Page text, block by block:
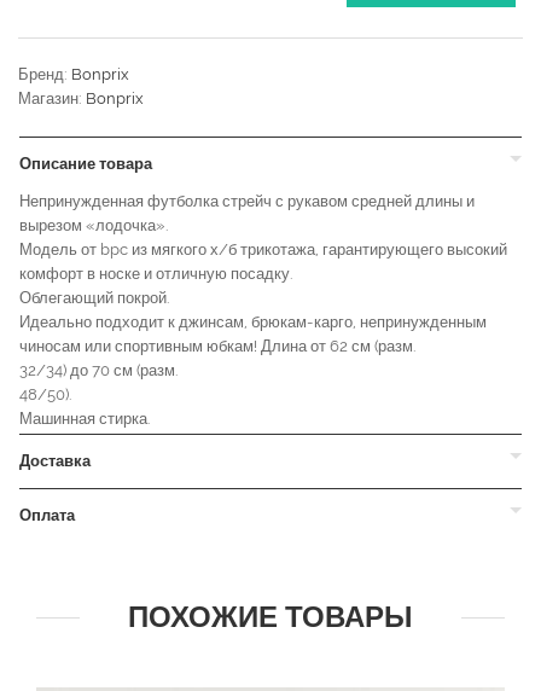
Бренд: Bonprix
Магазин: Bonprix
Описание товара
Непринужденная футболка стрейч с рукавом средней длины и
вырезом «лодочка».
Модель от bpc из мягкого х/б трикотажа, гарантирующего высокий
комфорт в носке и отличную посадку.
Облегающий покрой.
Идеально подходит к джинсам, брюкам-карго, непринужденным
чиносам или спортивным юбкам! Длина от 62 см (разм.
32/34) до 70 см (разм.
48/50).
Машинная стирка.
Доставка
Оплата
ПОХОЖИЕ ТОВАРЫ